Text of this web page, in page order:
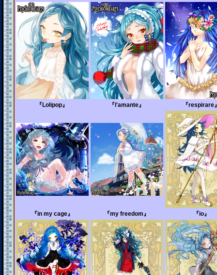
『Lolipop』 『l'amante』 『respirare
『in my cage』 『my freedom』 『io』